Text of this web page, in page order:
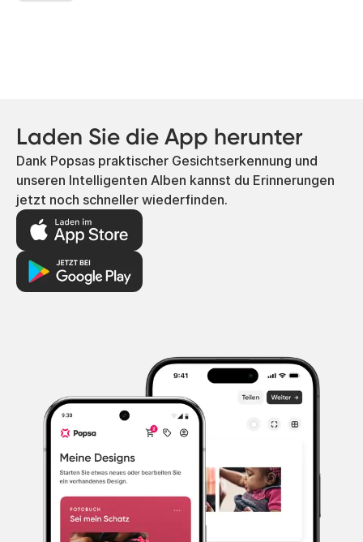
Laden Sie die App herunter
Dank Popsas praktischer Gesichtserkennung und
unseren Intelligenten Alben kannst du Erinnerungen
jetzt noch schneller wiederfinden.